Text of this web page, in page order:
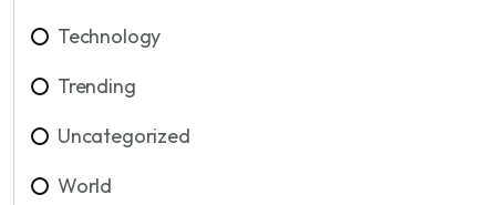
Technology
Trending
Uncategorized
World